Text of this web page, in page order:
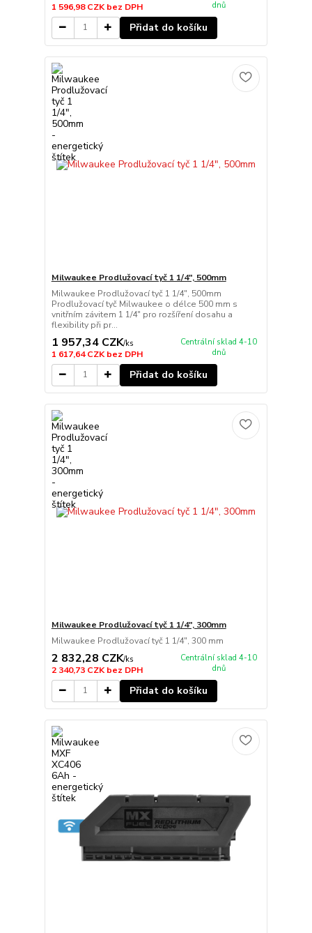
1 596,98 CZKbez DPH
dnů
Přidat do košíku
Milwaukee Prodlužovací tyč 1 1/4", 500mm
Milwaukee Prodlužovací tyč 1 1/4", 500mm
Prodlužovací tyč Milwaukee o délce 500 mm s
vnitřním závitem 1 1/4" pro rozšíření dosahu a
flexibility při pr...
1 957,34 CZK/ks
1 617,64 CZKbez DPH
Centrální sklad 4-10
dnů
Přidat do košíku
Milwaukee Prodlužovací tyč 1 1/4", 300mm
Milwaukee Prodlužovací tyč 1 1/4", 300 mm
2 832,28 CZK/ks
2 340,73 CZKbez DPH
Centrální sklad 4-10
dnů
Přidat do košíku